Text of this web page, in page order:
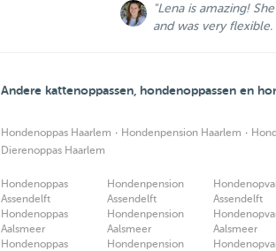
"Lena is amazing!
and was very
Andere kattenoppassen, hondenoppassen en
Hondenoppas Haarlem · Hondenpension Haarlem ·
Dierenoppas Haarlem
Hondenoppas
Assendelft
Hondenoppas
Aalsmeer
Hondenoppas
Hondenpension
Assendelft
Hondenpension
Aalsmeer
Hondenpension
Assendelft
Aalsmeer